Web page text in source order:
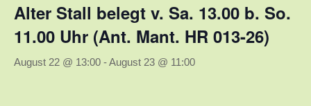
Alter Stall belegt v. Sa. 13.00 b. So.
11.00 Uhr (Ant. Mant. HR 013-26)
August 22 @ 13:00 -August 23 @ 11:00